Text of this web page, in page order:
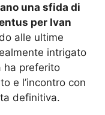
una sfida di
per Ivan
alle ultime
intrigato
ha preferito
e l’incontro con
definitiva.